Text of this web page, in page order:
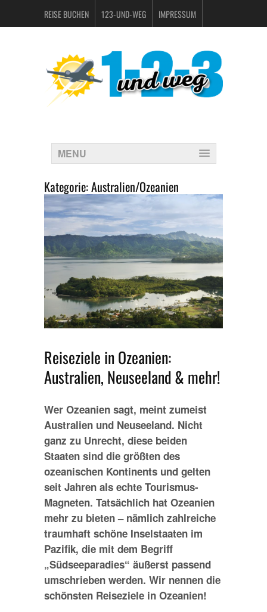
REISE BUCHEN 123-UND-WEG IMPRESSUM
MENU
Kategorie:Australien/Ozeanien
Reiseziele in Ozeanien:
Australien, Neuseeland & mehr!
Wer Ozeanien sagt, meint zumeist
Australien und Neuseeland. Nicht
ganz zu Unrecht, diese beiden
Staaten sind die größten des
ozeanischen Kontinents und gelten
seit Jahren als echte Tourismus-
Magneten. Tatsächlich hat Ozeanien
mehr zu bieten – nämlich zahlreiche
traumhaft schöne Inselstaaten im
Pazifik, die mit dem Begriff
„Südseeparadies“ äußerst passend
umschrieben werden. Wir nennen die
schönsten Reiseziele in Ozeanien!